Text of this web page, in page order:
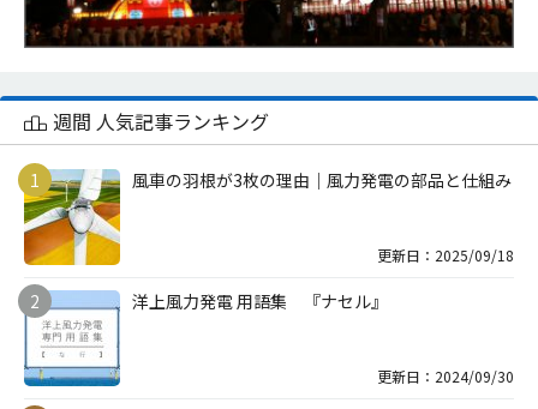
週間 人気記事ランキング
風車の羽根が3枚の理由｜風力発電の部品と仕組み
更新日：2025/09/18
洋上風力発電 用語集 『ナセル』
更新日：2024/09/30